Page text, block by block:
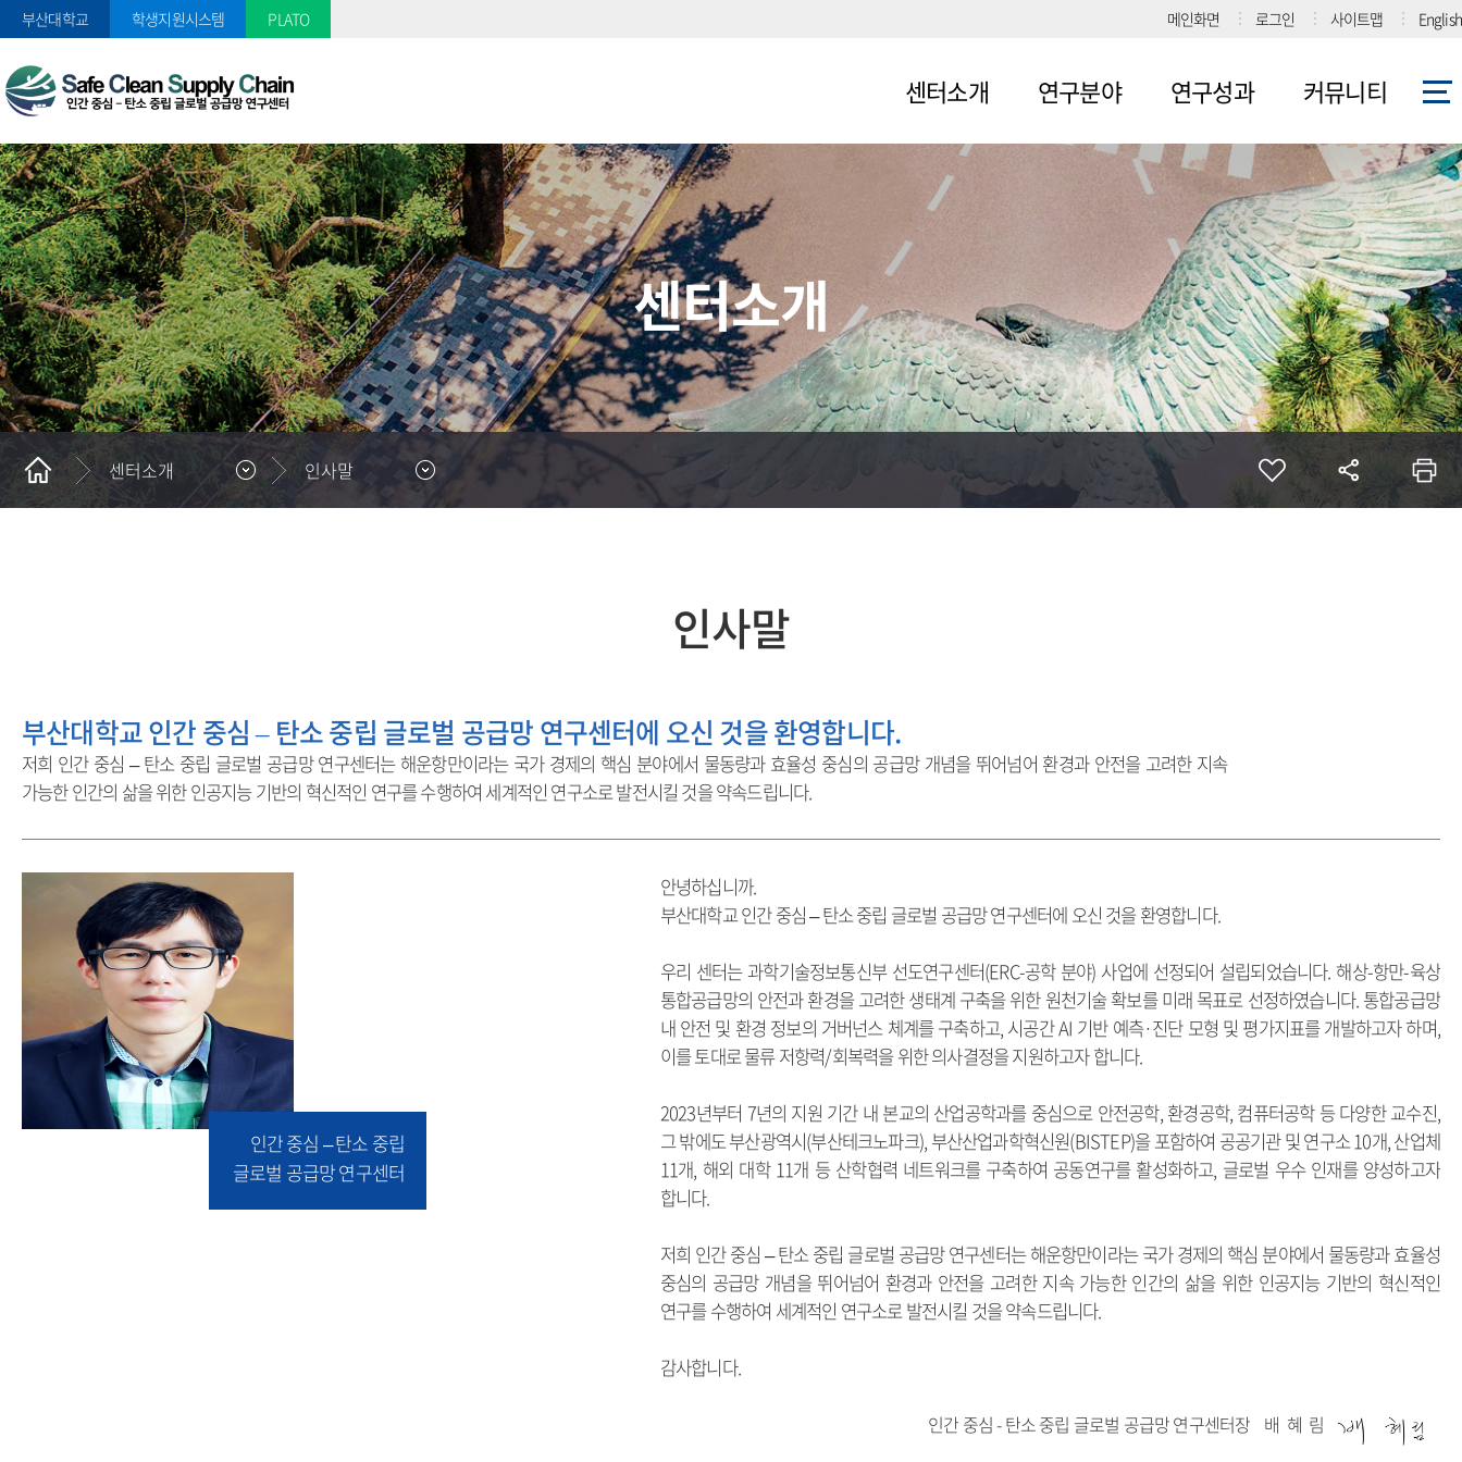
부산대학교 학생지원시스템 PLATO 메인화면 로그인 사이트맵 English
센터소개
인사말
비전 및 목표
조직도
참여연구진
센터일정
오시는 길
연구분야
연구내용
연구내용
3그룹
연구내용
협력기관
연구성과
논문
특허
기타
커뮤니티
공지사항
보도자료
사진게시판
강연/세미나
센터소개
센터소개 인사말
인사말
부산대학교 인간 중심 – 탄소 중립 글로벌 공급망 연구센터에 오신 것을 환영합니다.
저희 인간 중심 – 탄소 중립 글로벌 공급망 연구센터는 해운항만이라는 국가 경제의 핵심 분야에서 물동량과 효율성 중심의 공급망 개념을 뛰어넘어 환경과 안전을 고려한 지속
가능한 인간의 삶을 위한 인공지능 기반의 혁신적인 연구를 수행하여 세계적인 연구소로 발전시킬 것을 약속드립니다.
인간 중심 – 탄소 중립
글로벌 공급망 연구센터
안녕하십니까.
부산대학교 인간 중심 – 탄소 중립 글로벌 공급망 연구센터에 오신 것을 환영합니다.
우리 센터는 과학기술정보통신부 선도연구센터(ERC-공학 분야) 사업에 선정되어 설립되었습니다. 해상-항만-육상
통합공급망의 안전과 환경을 고려한 생태계 구축을 위한 원천기술 확보를 미래 목표로 선정하였습니다. 통합공급망
내 안전 및 환경 정보의 거버넌스 체계를 구축하고, 시공간 AI 기반 예측·진단 모형 및 평가지표를 개발하고자 하며,
이를 토대로 물류 저항력/회복력을 위한 의사결정을 지원하고자 합니다.
2023년부터 7년의 지원 기간 내 본교의 산업공학과를 중심으로 안전공학, 환경공학, 컴퓨터공학 등 다양한 교수진,
그 밖에도 부산광역시(부산테크노파크), 부산산업과학혁신원(BISTEP)을 포함하여 공공기관 및 연구소 10개, 산업체
11개, 해외 대학 11개 등 산학협력 네트워크를 구축하여 공동연구를 활성화하고, 글로벌 우수 인재를 양성하고자
합니다.
저희 인간 중심 – 탄소 중립 글로벌 공급망 연구센터는 해운항만이라는 국가 경제의 핵심 분야에서 물동량과 효율성
중심의 공급망 개념을 뛰어넘어 환경과 안전을 고려한 지속 가능한 인간의 삶을 위한 인공지능 기반의 혁신적인
연구를 수행하여 세계적인 연구소로 발전시킬 것을 약속드립니다.
감사합니다.
인간 중심 - 탄소 중립 글로벌 공급망 연구센터장 배 혜 림